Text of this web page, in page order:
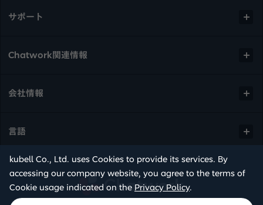
kubell Co., Ltd. uses Cookies to provide its services. By
accessing our company website, you agree to the terms of
Cookie usage indicated on the Privacy Policy.
サポート
Chatwork関連情報
会社情報
言語